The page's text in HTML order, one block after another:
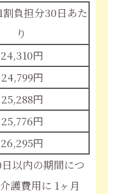
負担分30日あた
り
24,310円
24,799円
25,288円
25,776円
26,295円
以内の期間につ
護費用に 1ヶ月